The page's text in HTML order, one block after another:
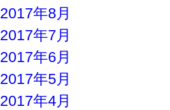
2017年8月
2017年7月
2017年6月
2017年5月
2017年4月